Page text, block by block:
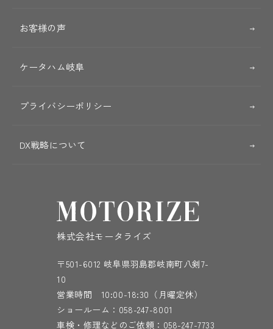
お客様の声
ケータハム岐阜
プライバシーポリシー
DX戦略について
株式会社モータライズ
〒501-6012 岐阜県羽島郡岐南町八剣7-
10
営業時間 10:00-18:30（月曜定休）
ショールーム： 058-247-8001
車検・修理などのご依頼： 058-247-7733